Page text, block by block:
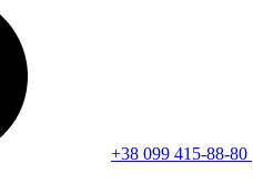
+38 099 415-88-80